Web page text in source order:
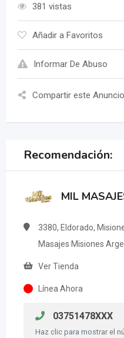
381 vistas
Añadir a Favoritos
Informar De Abuso
Compartir este
Recomendación:
MIL
3380, Eldorado,
Masajes Misiones
Ver Tienda
Línea Ahora
03751478XXX
Haz clic para mostrar el